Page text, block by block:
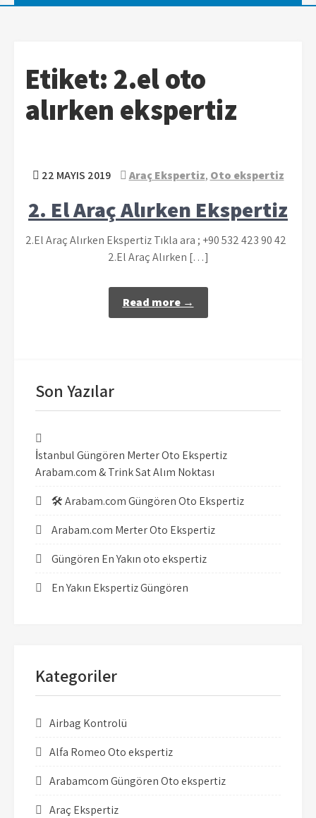
Etiket: 2.el oto
alırken ekspertiz
22 MAYIS 2019 Araç Ekspertiz, Oto ekspertiz
2. El Araç Alırken Ekspertiz
2.El Araç Alırken Ekspertiz Tıkla ara ; +90 532 423 90 42
2.El Araç Alırken […]
Read more →
Son Yazılar
İstanbul Güngören Merter Oto Ekspertiz
Arabam.com & Trink Sat Alım Noktası
🛠️ Arabam.com Güngören Oto Ekspertiz
Arabam.com Merter Oto Ekspertiz
Güngören En Yakın oto ekspertiz
En Yakın Ekspertiz Güngören
Kategoriler
Airbag Kontrolü
Alfa Romeo Oto ekspertiz
Arabamcom Güngören Oto ekspertiz
Araç Ekspertiz